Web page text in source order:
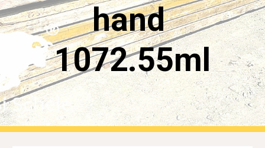
hand
1072.55ml